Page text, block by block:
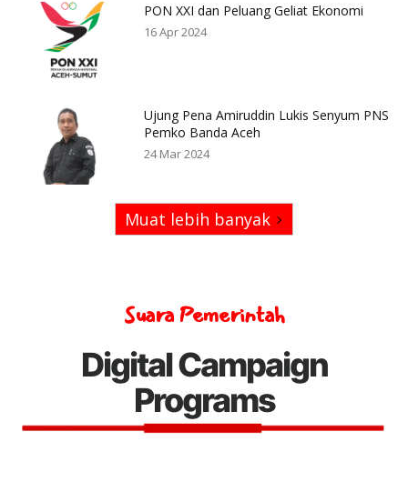
PON XXI dan Peluang Geliat Ekonomi
16 Apr 2024
Ujung Pena Amiruddin Lukis Senyum PNS
Pemko Banda Aceh
24 Mar 2024
Muat lebih banyak
Suara Pemerintah
Digital Campaign
Programs